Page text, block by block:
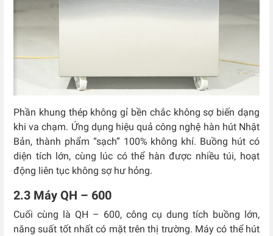
Phần khung thép không gỉ bền chắc không sợ biến dạng
khi va chạm. Ứng dụng hiệu quả công nghệ hàn hút Nhật
Bản, thành phẩm “sạch” 100% không khí. Buồng hút có
diện tích lớn, cùng lúc có thể hàn được nhiều túi, hoạt
động liên tục không sợ hư hỏng.
2.3 Máy QH – 600
Cuối cùng là QH – 600, công cụ dung tích buồng lớn,
năng suất tốt nhất có mặt trên thị trường. Máy có thể hút